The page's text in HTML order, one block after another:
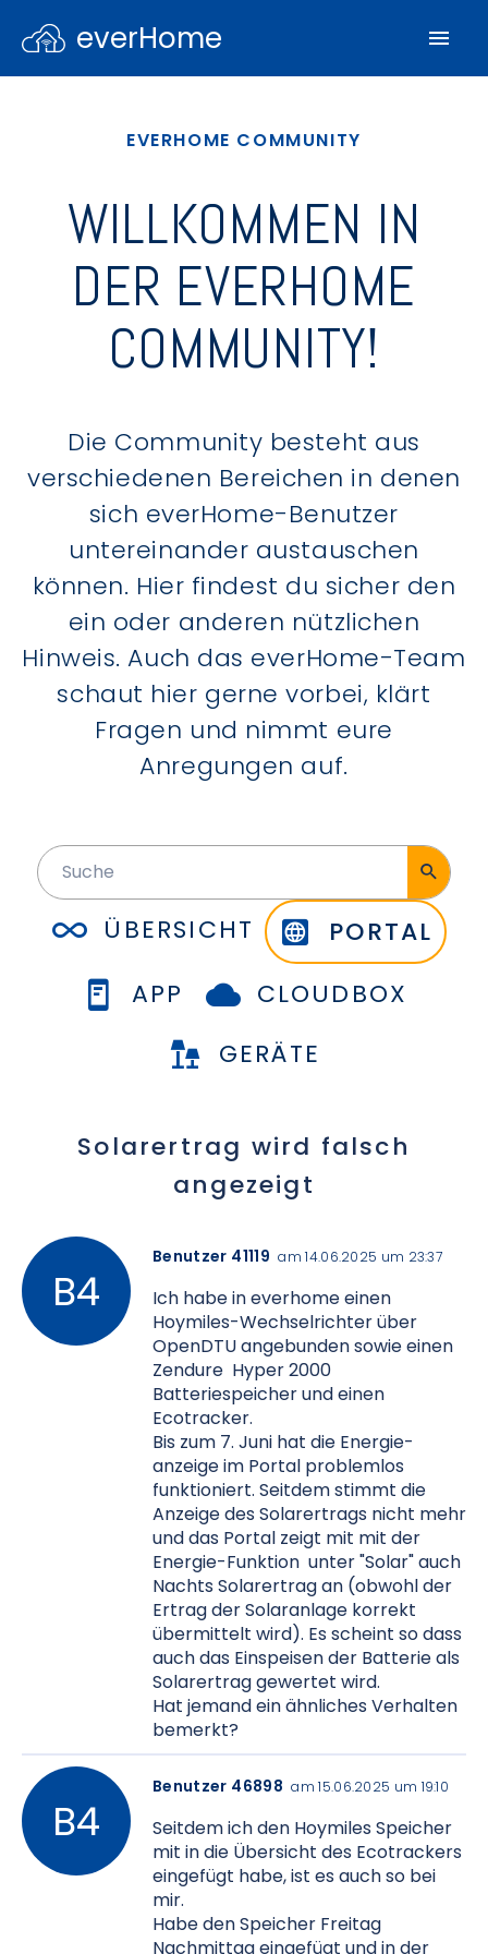
everHome
EVERHOME COMMUNITY
WILLKOMMEN IN
DER EVERHOME
COMMUNITY!
Die Community besteht aus
verschiedenen Bereichen in denen
sich everHome-Benutzer
untereinander austauschen
können. Hier findest du sicher den
ein oder anderen nützlichen
Hinweis. Auch das everHome-Team
schaut hier gerne vorbei, klärt
Fragen und nimmt eure
Anregungen auf.
ÜBERSICHT
PORTAL
APP
CLOUDBOX
GERÄTE
Solarertrag wird falsch
angezeigt
Benutzer 41119 am 14.06.2025 um 23:37
Ich habe in everhome einen
Hoymiles-Wechselrichter über
OpenDTU angebunden sowie einen
Zendure Hyper 2000
Batteriespeicher und einen
Ecotracker.
Bis zum 7. Juni hat die Energie-
anzeige im Portal problemlos
funktioniert. Seitdem stimmt die
Anzeige des Solarertrags nicht mehr
und das Portal zeigt mit mit der
Energie-Funktion unter "Solar" auch
Nachts Solarertrag an (obwohl der
Ertrag der Solaranlage korrekt
übermittelt wird). Es scheint so dass
auch das Einspeisen der Batterie als
Solarertrag gewertet wird.
Hat jemand ein ähnliches Verhalten
bemerkt?
Benutzer 46898 am 15.06.2025 um 19:10
Seitdem ich den Hoymiles Speicher
mit in die Übersicht des Ecotrackers
eingefügt habe, ist es auch so bei
mir.
Habe den Speicher Freitag
Nachmittag eingefügt und in der